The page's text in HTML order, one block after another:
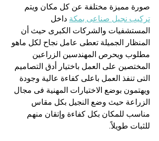
صورة مميزة مختلفة عن كل مكان ويتم
تركيب نجيل صناعى بمكة داخل
المستشفيات والشركات الكبرى حيث أن
المنظار الجميلة تعطى عامل نجاح لكل ماهو
مطلوب ويحرص المهندسين الزراعين
المختصين على العمل باختيار أدق التصاميم
التى تنفذ العمل باعلى كفاءة عالية وجودة
ويهتمون بوضع الاختيارات المهنية فى مجال
الزراعة حيث وضع النجيل بكل مقاس
مناسب للمكان بكل كفاءة وإتقان منهم
للثبات طويلاً.